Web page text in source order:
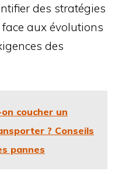
des stratégies
aux évolutions
des
coucher un
? Conseils
pannes